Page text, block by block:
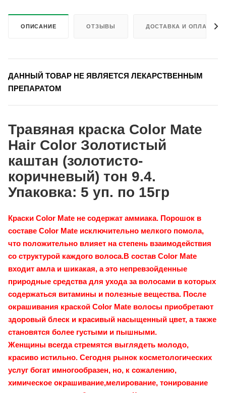
ОПИСАНИЕ ОТЗЫВЫ ДОСТАВКА И ОПЛАТА
ДАННЫЙ ТОВАР НЕ ЯВЛЯЕТСЯ ЛЕКАРСТВЕННЫМ
ПРЕПАРАТОМ
Травяная краска Color Mate
Hair Color Золотистый
каштан (золотисто-
коричневый) тон 9.4.
Упаковка: 5 уп. по 15гр
Краски Color Mate не содержат аммиака. Порошок в
составе Color Mate исключительно мелкого помола,
что положительно влияет на степень взаимодействия
со структурой каждого волоса.В состав Color Mate
входит амла и шикакая, а это непревзойденные
природные средства для ухода за волосами в которых
содержаться витамины и полезные вещества. После
окрашивания краской Color Mate волосы приобретают
здоровый блеск и красивый насыщенный цвет, а также
становятся более густыми и пышными.
Женщины всегда стремятся выглядеть молодо,
красиво истильно. Сегодня рынок косметологических
услуг богат имногообразен, но, к сожалению,
химическое окрашивание,мелирование, тонирование